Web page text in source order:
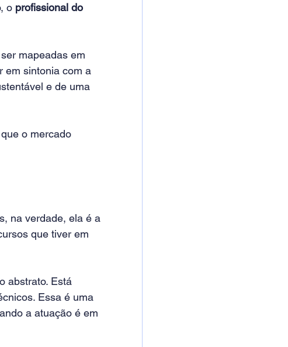
o profissional do
mapeadas em
em sintonia com a
e de uma
o mercado
na verdade, ela é a
que tiver em
abstrato. Está
Essa é uma
a atuação é em